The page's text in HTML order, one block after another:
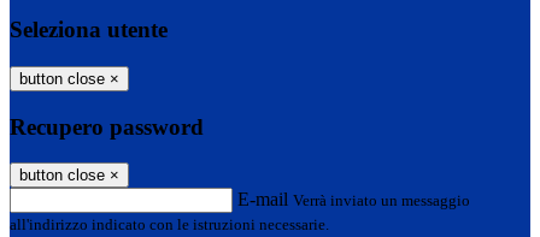
Seleziona utente
button close ×
Recupero password
button close ×
E-mail Verrà inviato un messaggio
all'indirizzo indicato con le istruzioni necessarie.